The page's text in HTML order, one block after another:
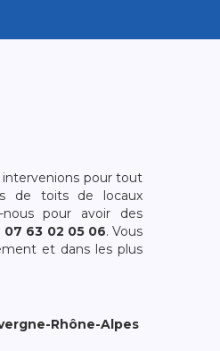
intervenions pour tout
de toits de locaux
nous pour avoir des
07 63 02 05 06. Vous
et dans les plus
Rhône-Alpes